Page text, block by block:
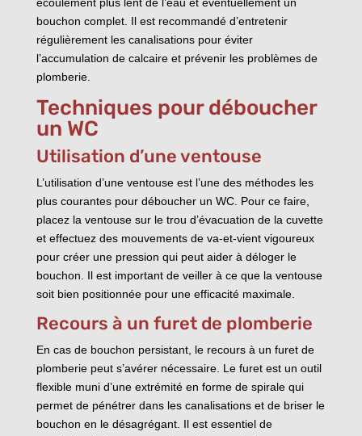
bouchon complet. Il est recommandé d’entretenir
régulièrement les canalisations pour éviter
l’accumulation de calcaire et prévenir les problèmes de
plomberie.
Techniques pour déboucher
un WC
Utilisation d’une ventouse
L’utilisation d’une ventouse est l’une des méthodes les
plus courantes pour déboucher un WC. Pour ce faire,
placez la ventouse sur le trou d’évacuation de la cuvette
et effectuez des mouvements de va-et-vient vigoureux
pour créer une pression qui peut aider à déloger le
bouchon. Il est important de veiller à ce que la ventouse
soit bien positionnée pour une efficacité maximale.
Recours à un furet de plomberie
En cas de bouchon persistant, le recours à un furet de
plomberie peut s’avérer nécessaire. Le furet est un outil
flexible muni d’une extrémité en forme de spirale qui
permet de pénétrer dans les canalisations et de briser le
bouchon en le désagrégant. Il est essentiel de